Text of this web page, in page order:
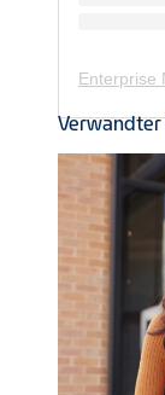
Enterprise